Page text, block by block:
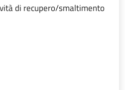
di recupero/smaltimento